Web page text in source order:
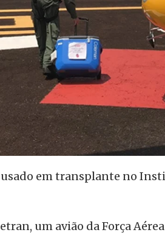
usado em transplante no
um avião da Força